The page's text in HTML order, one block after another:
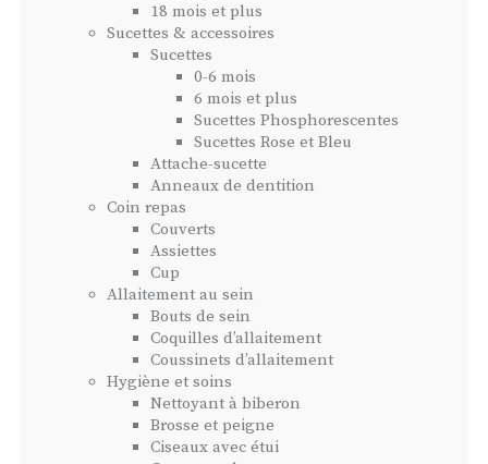
18 mois et plus
Sucettes & accessoires
Sucettes
0-6 mois
6 mois et plus
Sucettes Phosphorescentes
Sucettes Rose et Bleu
Attache-sucette
Anneaux de dentition
Coin repas
Couverts
Assiettes
Cup
Allaitement au sein
Bouts de sein
Coquilles d’allaitement
Coussinets d’allaitement
Hygiène et soins
Nettoyant à biberon
Brosse et peigne
Ciseaux avec étui